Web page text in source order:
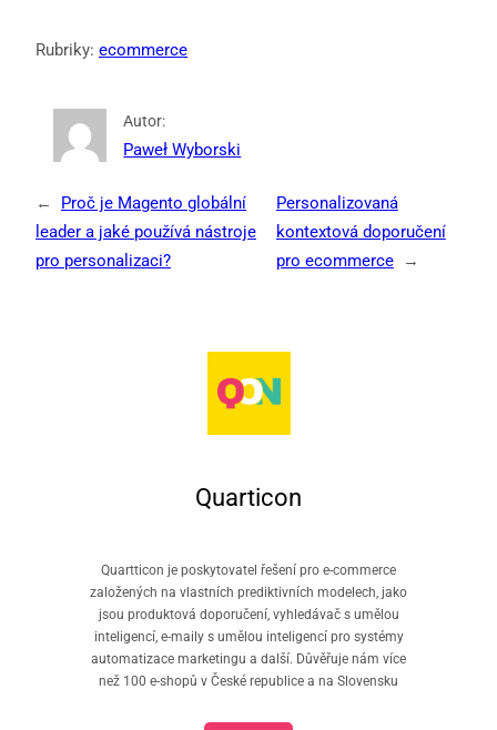
Rubriky: ecommerce
Autor:
Paweł Wyborski
←
Proč je Magento globální
leader a jaké používá nástroje
pro personalizaci?
Personalizovaná
kontextová doporučení
pro ecommerce
→
Quarticon
Quartticon je poskytovatel řešení pro e-commerce
založených na vlastních prediktivních modelech, jako
jsou produktová doporučení, vyhledávač s umělou
inteligencí, e-maily s umělou inteligencí pro systémy
automatizace marketingu a další. Důvěřuje nám více
než 100 e-shopů v České republice a na Slovensku